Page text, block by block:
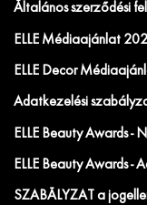
Általános szerződési
ELLE Médiaajánlat
ELLE Decor
Adatkezelési
ELLE Beauty Awards -
ELLE Beauty Awards
SZABÁLYZAT a